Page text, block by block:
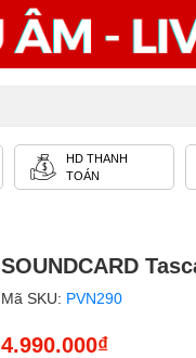
HD THANH
TOÁN
SOUNDCARD
Mã SKU: PVN290
4.990.000₫